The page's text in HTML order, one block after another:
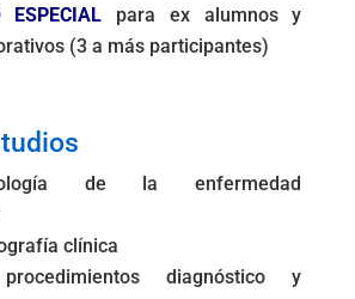
ESPECIAL para ex alumnos y
(3 a más participantes)
de la enfermedad
clínica
diagnóstico y